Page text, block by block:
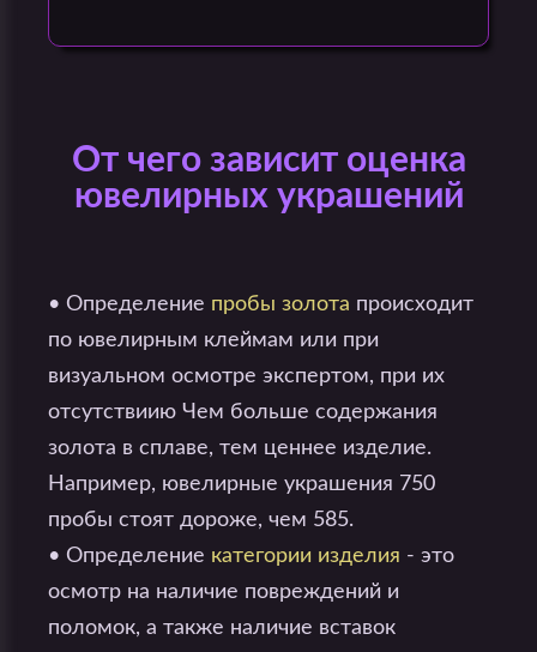
От чего зависит оценка
ювелирных украшений
• Определение пробы золота происходит
по ювелирным клеймам или при
визуальном осмотре экспертом, при их
отсутствиию Чем больше содержания
золота в сплаве, тем ценнее изделие.
Например, ювелирные украшения 750
пробы стоят дороже, чем 585.
• Определение категории изделия - это
осмотр на наличие повреждений и
поломок, а также наличие вставок